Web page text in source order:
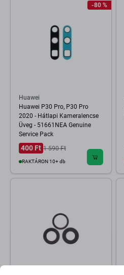
-80 %
Huawei
Huawei P30 Pro, P30 Pro
2020 - Hátlapi Kameralencse
Üveg - 51661NEA Genuine
Service Pack
400 Ft 1 590 Ft
RAKTÁRON 10+ db